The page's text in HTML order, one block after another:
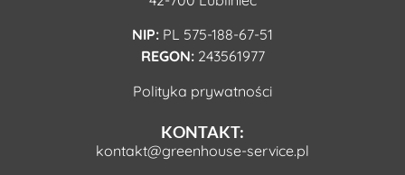
NIP: PL 575-188-67-51
REGON:243561977
Polityka prywatności
KONTAKT:
kontakt@greenhouse-service.pl